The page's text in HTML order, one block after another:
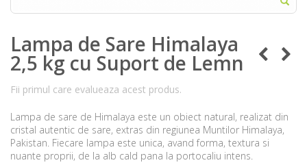
Lampa de Sare Himalaya
2,5 kg cu Suport de Lemn
Fii primul care evalueaza acest produs.
Lampa de sare de Himalaya este un obiect natural, realizat din
cristal autentic de sare, extras din regiunea Muntilor Himalaya,
Pakistan. Fiecare lampa este unica, avand forma, textura si
nuante proprii, de la alb cald pana la portocaliu intens.